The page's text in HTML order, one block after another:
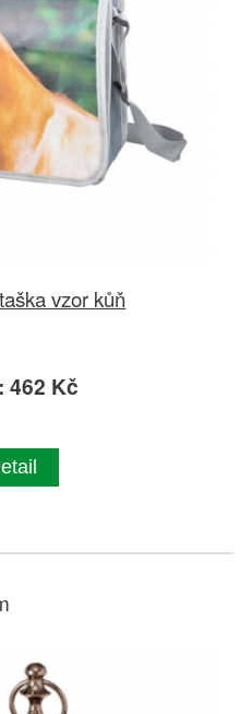
vzor kůň
462 Kč